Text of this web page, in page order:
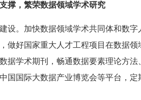
撑，繁荣数据领域学术研究
设。加快数据领域学术共同体和数
做好国家重大人才工程项目在数据
据学术期刊，畅通数据要素理论方
国国际大数据产业博览会等平台，